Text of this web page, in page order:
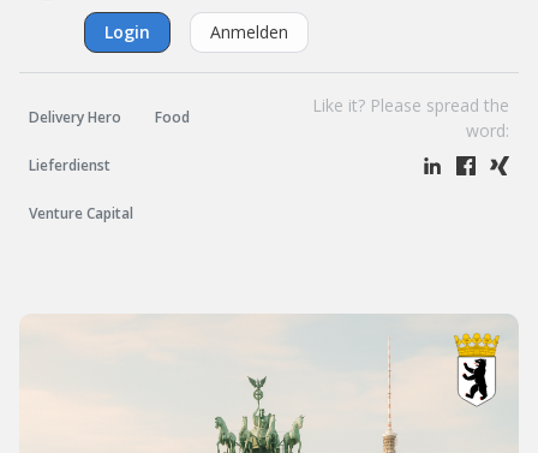
Login Anmelden
Delivery Hero Food
Lieferdienst
Venture Capital
Like it? Please spread the
word: